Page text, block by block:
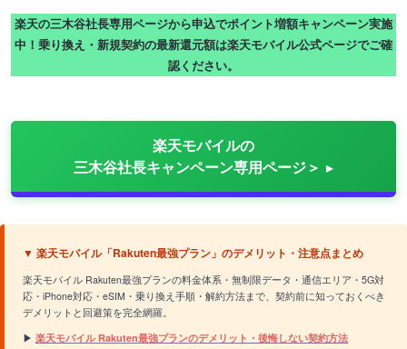
楽天の三木谷社長専用ページから申込でポイント増額キャンペーン実施
中！乗り換え・新規契約の最新還元額は楽天モバイル公式ページでご確
認ください。
楽天モバイルの
三木谷社長キャンペーン専用ページ＞
▼ 楽天モバイル「Rakuten最強プラン」のデメリット・注意点まとめ
楽天モバイル Rakuten最強プランの料金体系・無制限データ・通信エリア・5G対
応・iPhone対応・eSIM・乗り換え手順・解約方法まで、契約前に知っておくべき
デメリットと回避策を完全網羅。
▶ 楽天モバイル Rakuten最強プランのデメリット・後悔しない契約方法